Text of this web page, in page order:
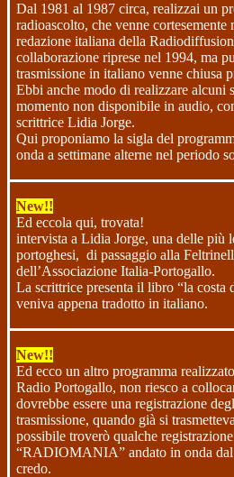
Dal 1981 al 1987 circa, realizzai un
radioascolto, che venne cortesemente
redazione italiana della
collaborazione riprese nel 1994, ma
trasmissione in italiano venne chiusa
Ebbi anche modo di realizzare alcuni
momento non disponibile in audio,
scrittrice Lidia Jorge.
Qui proponiamo la sigla del
onda a settimane alterne nel periodo
New!!
Ed eccola qui, trovata!
intervista a Lidia Jorge, una delle più
portoghesi, di passaggio alla
dell’Associazione Italia-Portogallo.
La scrittrice presenta il libro “la costa
veniva appena tradotto in italiano.
New!!
Ed ecco un altro programma
Radio Portogallo, non riesco a
dovrebbe essere una registrazione
trasmissione, quando già si
possibile troverò qualche
“RADIOMANIA” andato in onda
credo.